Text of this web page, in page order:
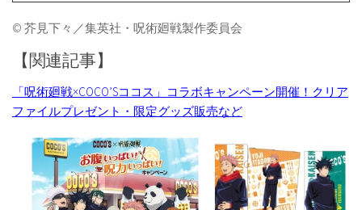
© 芥見下々／集英社・呪術廻戦製作委員会
【関連記事】
「呪術廻戦×COCO’Sココス」コラボキャンペーン開催！クリア
ファイルプレゼント・限定グッズ販売など